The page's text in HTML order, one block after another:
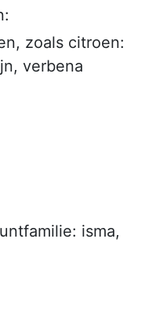
zoals citroen:
verbena
isma,